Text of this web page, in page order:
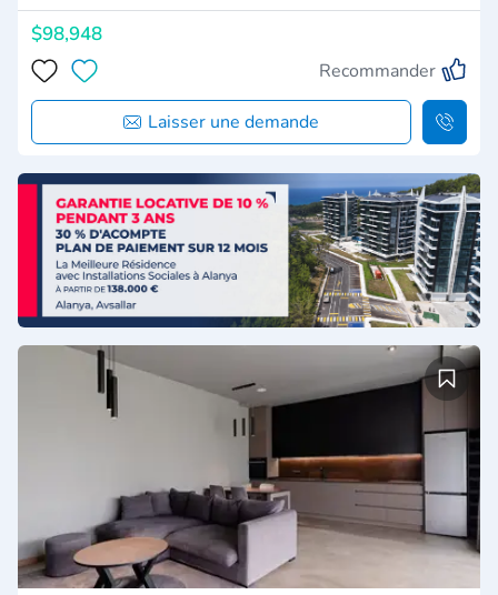
$98,948
Recommander
Laisser une demande